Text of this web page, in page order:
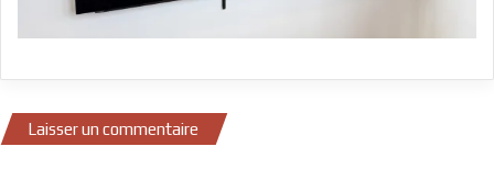
Laisser un commentaire